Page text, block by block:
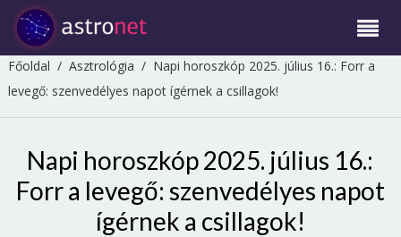
Főoldal / Asztrológia / Napi horoszkóp 2025. július 16.: Forr a
levegő: szenvedélyes napot ígérnek a csillagok!
Napi horoszkóp 2025. július 16.:
Forr a levegő: szenvedélyes napot
ígérnek a csillagok!